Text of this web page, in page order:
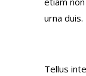
urna duis.
Tellus